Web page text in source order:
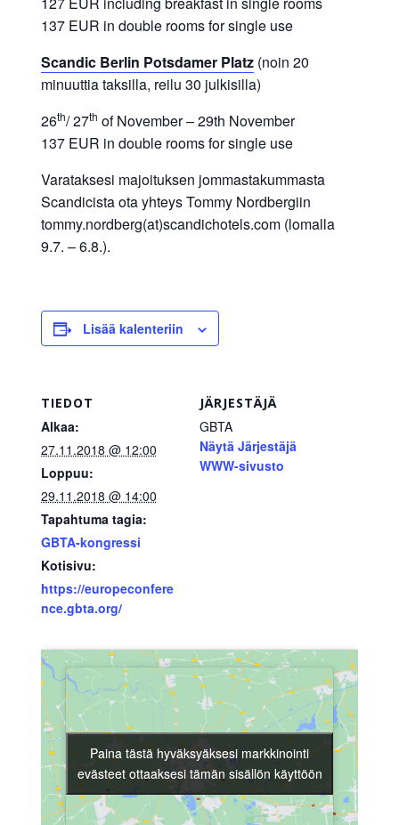
137 EUR in double rooms for single use
Scandic Berlin Potsdamer Platz(noin 20
minuuttia taksilla, reilu 30 julkisilla)
26th/ 27th of November – 29th November
137 EUR in double rooms for single use
Varataksesi majoituksen jommastakummasta
Scandicista ota yhteys Tommy Nordbergiin
tommy.nordberg(at)scandichotels.com (lomalla
9.7. – 6.8.).
Lisää kalenteriin
TIEDOT
Alkaa:
27.11.2018 @ 12:00
Loppuu:
29.11.2018 @ 14:00
Tapahtuma tagia:
GBTA-kongressi
Kotisivu:
https://europeconfere
nce.gbta.org/
JÄRJESTÄJÄ
GBTA
Näytä Järjestäjä
WWW-sivusto
Paina tästä hyväksyäksesi markkinointi
evästeet ottaaksesi tämän sisällön käyttöön
Paina tästä hyväksyäksesi markkinointi
evästeet ottaaksesi tämän sisällön käyttöön